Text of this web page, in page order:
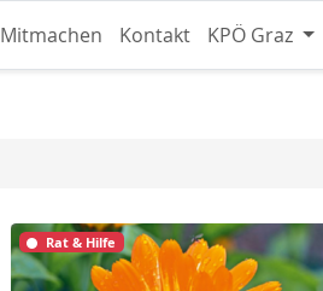
Mitmachen Kontakt KPÖ Graz
Rat & Hilfe